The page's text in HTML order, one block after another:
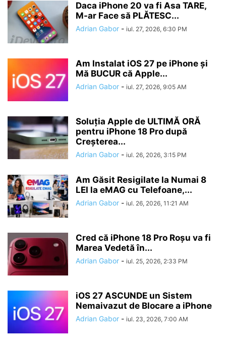
Daca iPhone 20 va fi Asa TARE,
M-ar Face să PLĂTESC...
Adrian Gabor - iul. 27, 2026, 6:30 PM
Am Instalat iOS 27 pe iPhone și
Mă BUCUR că Apple...
Adrian Gabor - iul. 27, 2026, 9:05 AM
Soluția Apple de ULTIMĂ ORĂ
pentru iPhone 18 Pro după
Creșterea...
Adrian Gabor - iul. 26, 2026, 3:15 PM
Am Găsit Resigilate la Numai 8
LEI la eMAG cu Telefoane,...
Adrian Gabor - iul. 26, 2026, 11:21 AM
Cred că iPhone 18 Pro Roșu va fi
Marea Vedetă în...
Adrian Gabor - iul. 25, 2026, 2:33 PM
iOS 27 ASCUNDE un Sistem
Nemaivazut de Blocare a iPhone
Adrian Gabor - iul. 23, 2026, 7:00 AM